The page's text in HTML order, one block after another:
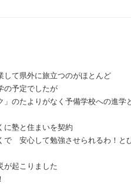
して県外に旅立つのがほとんど
の予定でしたが
」のたよりがなく予備学校への進学
に塾と住まいを契約
で 安心して勉強させられるわ！と
が起こりました